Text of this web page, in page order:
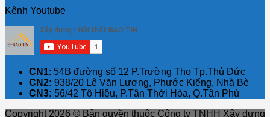
Kênh Youtube
CN1: 54B đường số 12 P.Trường Thọ Tp.Thủ Đức
CN2: 938/20 Lê Văn Lương, Phước Kiểng, Nhà Bè
CN3: 56/42 Tô Hiệu, P.Tân Thới Hòa, Q.Tân Phú
Copyright 2026 © Bản quyền thuộc Công ty TNHH Xây dựng